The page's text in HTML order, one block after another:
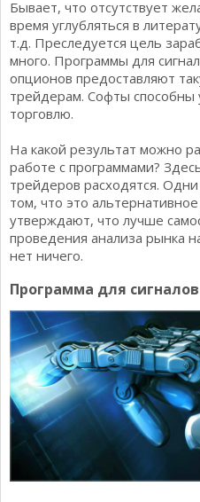
Бывает, что отсутствует
время углубляться в
т.д. Преследуется цель
много. Программы для
опционов предоставляют
трейдерам. Софты способны
торговлю.
На какой результат можно
работе с программами?
трейдеров расходятся.
том, что это
утверждают, что лучше
проведения анализа рынка
нет ничего.
Программа для сигналов